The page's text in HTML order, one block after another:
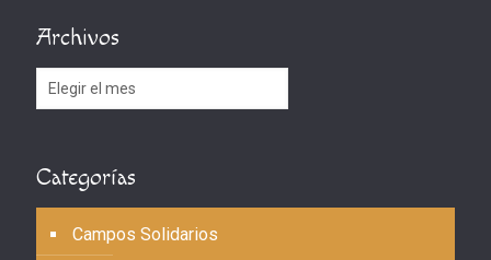
Archivos
Archivos
Categorías
Campos Solidarios